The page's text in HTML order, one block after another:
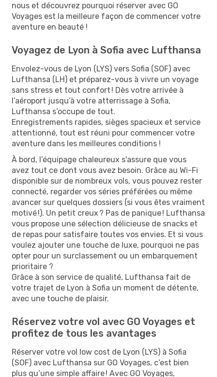
nous et découvrez pourquoi réserver avec GO
Voyages est la meilleure façon de commencer votre
aventure en beauté !
Voyagez de Lyon à Sofia avec Lufthansa
Envolez-vous de Lyon (LYS) vers Sofia (SOF) avec
Lufthansa (LH) et préparez-vous à vivre un voyage
sans stress et tout confort ! Dès votre arrivée à
l’aéroport jusqu’à votre atterrissage à Sofia,
Lufthansa s’occupe de tout.
Enregistrements rapides, sièges spacieux et service
attentionné, tout est réuni pour commencer votre
aventure dans les meilleures conditions !
À bord, l’équipage chaleureux s'assure que vous
avez tout ce dont vous avez besoin. Grâce au Wi-Fi
disponible sur de nombreux vols, vous pouvez rester
connecté, regarder vos séries préférées ou même
avancer sur quelques dossiers (si vous êtes vraiment
motivé !). Un petit creux ? Pas de panique ! Lufthansa
vous propose une sélection délicieuse de snacks et
de repas pour satisfaire toutes vos envies. Et si vous
voulez ajouter une touche de luxe, pourquoi ne pas
opter pour un surclassement ou un embarquement
prioritaire ?
Grâce à son service de qualité, Lufthansa fait de
votre trajet de Lyon à Sofia un moment de détente,
avec une touche de plaisir.
Réservez votre vol avec GO Voyages et
profitez de tous les avantages
Réserver votre vol low cost de Lyon (LYS) à Sofia
(SOF) avec Lufthansa sur GO Voyages, c’est bien
plus qu’une simple affaire ! Avec GO Voyages,